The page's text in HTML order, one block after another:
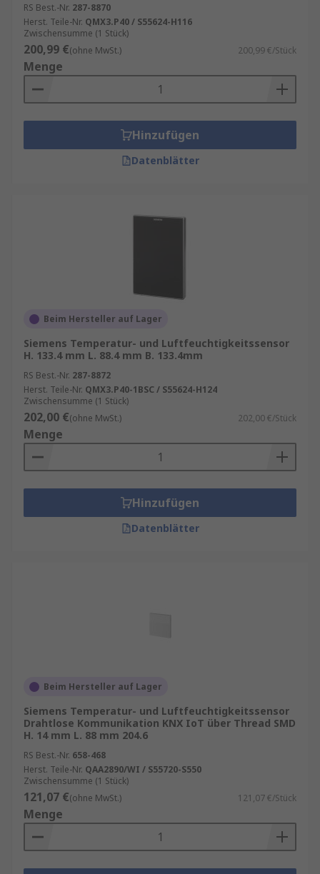
Informationen zur spätesten Bestelluhrzeit für
eine garantierte Lieferung am nächsten Werktag
sowie zum Mindestbestellwert für eine
kostenfreie Lieferung finden Sie auf der
jeweiligen Produktseite.
Vorteile von Multifunktionssensoren
Kompakte Bauweise:Platzsparend und
einfach zu integrieren.
Weniger Hardware,
Link, Modbus oder Bluetooth.
Robuste Ausführung:Geeignet für
anspruchsvolle Umgebungen.
Typische Einsatzbereiche
Multifunktionssensoren kommen in zahlreichen
Branchen zum Einsatz:
Industrieautomation:
Temperatur und Druck in
Produktionsanlagen.
Gebäudetechnik:Steuerung von Klima-
und Lüftungssystemen.
RS Best.-Nr. 287-8870
Herst. Teile-Nr. QMX3.P40 / S55624-H116
Zwischensumme (1 Stück)
200,99 €(ohne MwSt.) 200,99 €/Stück
Menge
Hinzufügen
Datenblätter
Beim Hersteller auf Lager
Siemens Temperatur- und Luftfeuchtigkeitssensor
H. 133.4 mm L. 88.4 mm B. 133.4mm
RS Best.-Nr. 287-8872
Herst. Teile-Nr. QMX3.P40-1BSC / S55624-H124
Zwischensumme (1 Stück)
202,00 €(ohne MwSt.) 202,00 €/Stück
Menge
Hinzufügen
Datenblätter
Beim Hersteller auf Lager
Siemens Temperatur- und Luftfeuchtigkeitssensor
Drahtlose Kommunikation KNX IoT über Thread SMD
H. 14 mm L. 88 mm 204.6
RS Best.-Nr. 658-468
Herst. Teile-Nr. QAA2890/WI / S55720-S550
Zwischensumme (1 Stück)
121,07 €(ohne MwSt.) 121,07 €/Stück
Menge